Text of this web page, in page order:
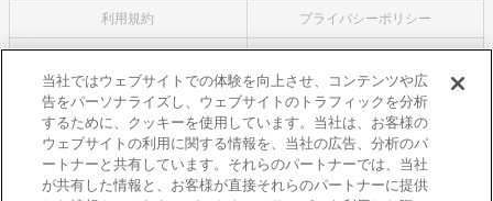
利用規約 プライバシーポリシー
オークネットのその他のサービス
バイク関連サービス
中古バイクを探すならバイクの窓口
レンタルバイクに乗るならモトオークレンタルバイク
当社ではウェブサイトでの体験を向上させ、コンテンツや広
告をパーソナライズし、ウェブサイトのトラフィックを分析
するために、クッキーを使用しています。当社は、お客様の
ウェブサイトの利用に関する情報を、当社の広告、分析のパ
ートナーと共有しています。それらのパートナーでは、当社
が共有した情報と、お客様が直接それらのパートナーに提供